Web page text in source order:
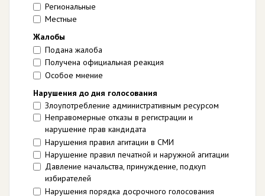
Региональные
Местные
Жалобы
Подана жалоба
Получена официальная реакция
Особое мнение
Нарушения до дня голосования
Злоупотребление административным ресурсом
Неправомерные отказы в регистрации и
нарушение прав кандидата
Нарушения правил агитации в СМИ
Нарушение правил печатной и наружной агитации
Давление начальства, принуждение, подкуп
избирателей
Нарушения порядка досрочного голосования